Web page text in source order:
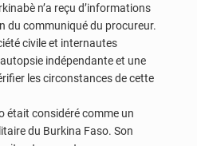
n’a reçu d’informations
du communiqué du procureur.
civile et internautes
indépendante et une
les circonstances de cette
était considéré comme un
du Burkina Faso. Son